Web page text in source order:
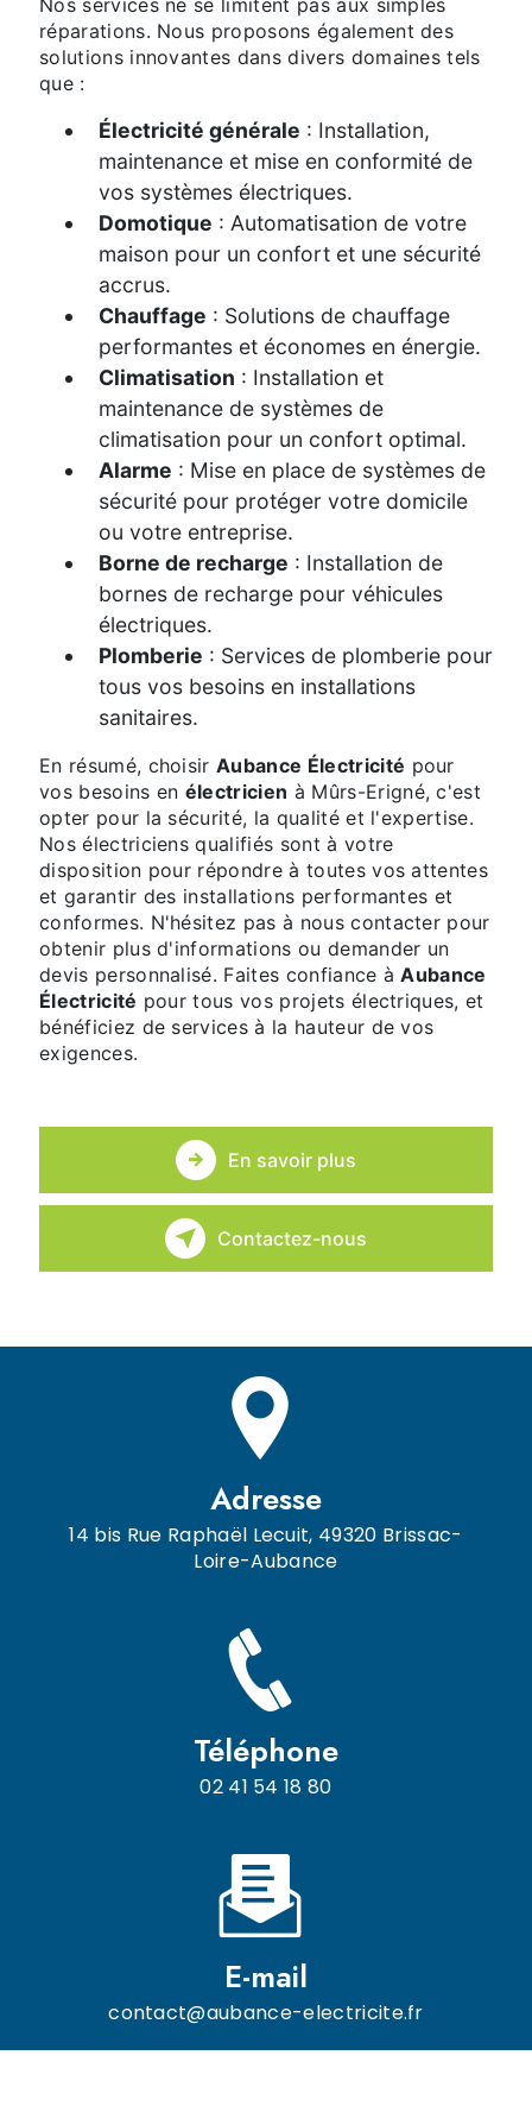
Nos services ne se limitent pas aux simples
réparations. Nous proposons également des
solutions innovantes dans divers domaines tels
que :
Électricité générale : Installation,
maintenance et mise en conformité de
vos systèmes électriques.
Domotique : Automatisation de votre
maison pour un confort et une sécurité
accrus.
Chauffage : Solutions de chauffage
performantes et économes en énergie.
Climatisation : Installation et
maintenance de systèmes de
climatisation pour un confort optimal.
Alarme : Mise en place de systèmes de
sécurité pour protéger votre domicile
ou votre entreprise.
Borne de recharge : Installation de
bornes de recharge pour véhicules
électriques.
Plomberie : Services de plomberie pour
tous vos besoins en installations
sanitaires.
En résumé, choisirAubance Électricité pour
vos besoins en électricien à Mûrs-Erigné, c'est
opter pour la sécurité, la qualité et l'expertise.
Nos électriciens qualifiés sont à votre
disposition pour répondre à toutes vos attentes
et garantir des installations performantes et
conformes. N'hésitez pas à nous contacter pour
obtenir plus d'informations ou demander un
devis personnalisé. Faites confiance àAubance
Électricité pour tous vos projets électriques, et
bénéficiez de services à la hauteur de vos
exigences.
En savoir plus
Contactez-nous
Adresse
14 bis Rue Raphaël Lecuit, 49320 Brissac-
Loire-Aubance
Téléphone
02 41 54 18 80
E-mail
contact@aubance-electricite.fr